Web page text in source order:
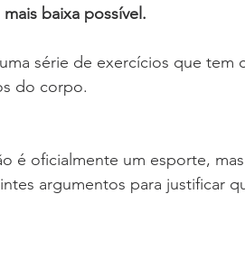
baixa possível.
série de exercícios que tem
do corpo.
é oficialmente um esporte,
argumentos para justificar